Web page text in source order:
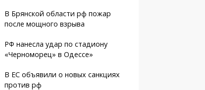
В Брянской области рф пожар
после мощного взрыва
РФ нанесла удар по стадиону
«Черноморец» в Одессе»
В ЕС объявили о новых санкциях
против рф